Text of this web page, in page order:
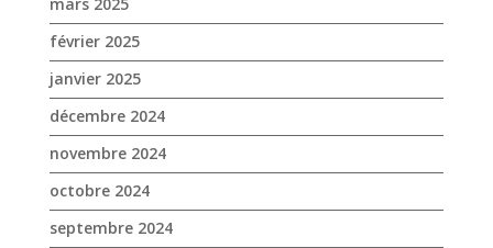
octobre 2024
septembre 2024
août 2024
juin 2024
mai 2024
avril 2024
mars 2024